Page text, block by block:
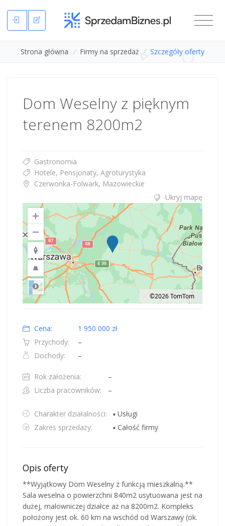
Strona główna / Firmy na sprzedaż / Szczegóły oferty
Dom Weselny z pięknym
terenem 8200m2
Gastronomia
Hotele, Pensjonaty, Agroturystyka
Czerwonka-Folwark, Mazowieckie
Ukryj mapę
Road
©2026 TomTom
Cena:
1 950 000 zł
Przychody:
–
Dochody:
–
Rok założenia:
–
Liczba pracowników:
–
Charakter działalności:
▪ Usługi
Zakres sprzedaży:
▪ Całość firmy
Opis oferty
**Wyjątkowy Dom Weselny z funkcją mieszkalną.**
Sala weselna o powierzchni 840m2 usytuowana jest na
dużej, malowniczej działce aż na 8200m2. Kompleks
położony jest ok. 60 km na wschód od Warszawy (ok.